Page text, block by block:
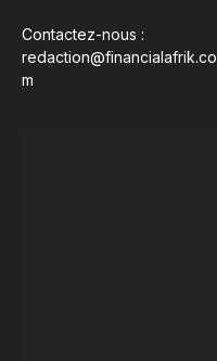
Contactez-nous :
redaction@financialafrik.co
m